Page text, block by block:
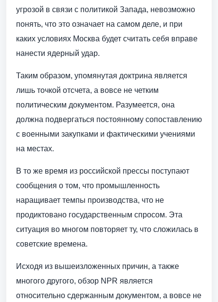
угрозой в связи с политикой Запада, невозможно
понять, что это означает на самом деле, и при
каких условиях Москва будет считать себя вправе
нанести ядерный удар.
Таким образом, упомянутая доктрина является
лишь точкой отсчета, а вовсе не четким
политическим документом. Разумеется, она
должна подвергаться постоянному сопоставлению
с военными закупками и фактическими учениями
на местах.
В то же время из российской прессы поступают
сообщения о том, что промышленность
наращивает темпы производства, что не
продиктовано государственным спросом. Эта
ситуация во многом повторяет ту, что сложилась в
советские времена.
Исходя из вышеизложенных причин, а также
многого другого, обзор NPR является
относительно сдержанным документом, а вовсе не